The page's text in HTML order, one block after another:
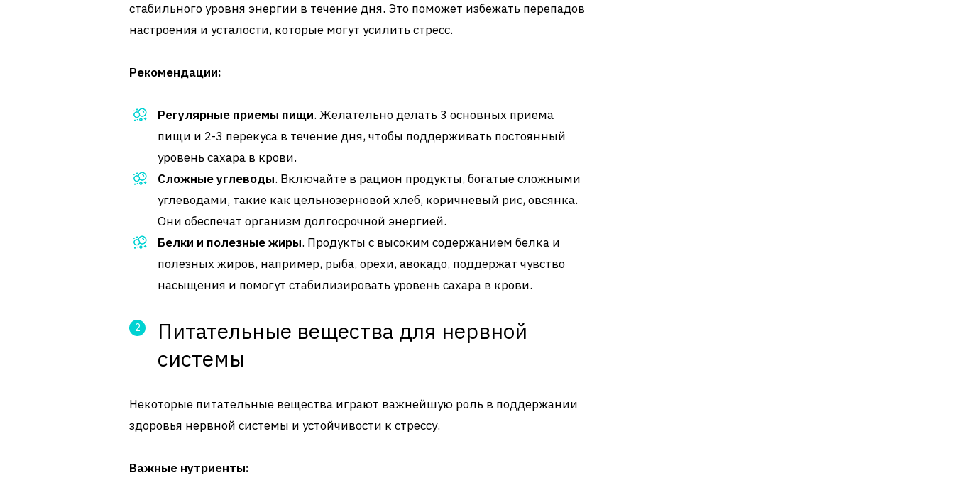
стабильного уровня энергии в течение дня. Это поможет избежать перепадов
настроения и усталости, которые могут усилить стресс.
Рекомендации:
Регулярные приемы пищи. Желательно делать 3 основных приема
пищи и 2-3 перекуса в течение дня, чтобы поддерживать постоянный
уровень сахара в крови.
Сложные углеводы. Включайте в рацион продукты, богатые сложными
углеводами, такие как цельнозерновой хлеб, коричневый рис, овсянка.
Они обеспечат организм долгосрочной энергией.
Белки и полезные жиры. Продукты с высоким содержанием белка и
полезных жиров, например, рыба, орехи, авокадо, поддержат чувство
насыщения и помогут стабилизировать уровень сахара в крови.
Питательные вещества для нервной
системы
Некоторые питательные вещества играют важнейшую роль в поддержании
здоровья нервной системы и устойчивости к стрессу.
Важные нутриенты: